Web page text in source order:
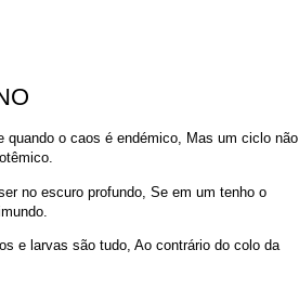
quando o caos é endémico, Mas um ciclo não
no escuro profundo, Se em um tenho o
e larvas são tudo, Ao contrário do colo da